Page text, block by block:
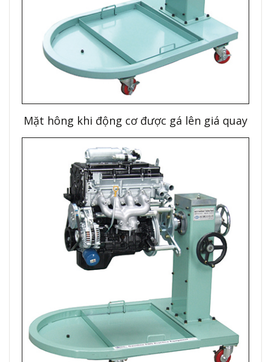
Mặt hông khi động cơ được gá lên giá quay